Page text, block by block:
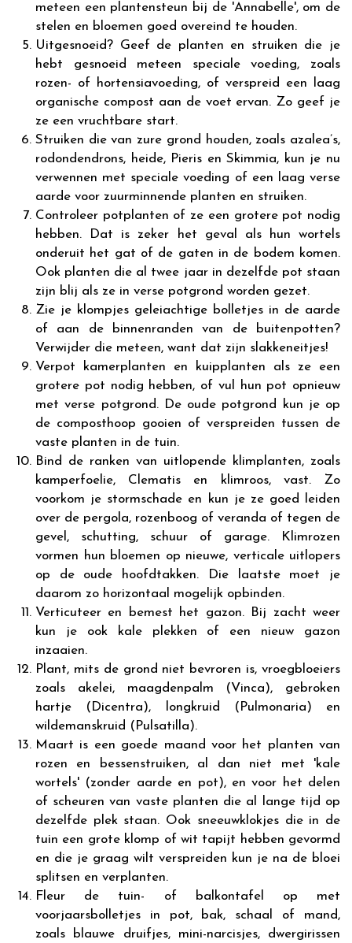
meteen een plantensteun bij de 'Annabelle', om de
stelen en bloemen goed overeind te houden.
Uitgesnoeid? Geef de planten en struiken die je
hebt gesnoeid meteen speciale voeding, zoals
rozen- of hortensiavoeding, of verspreid een laag
organische compost aan de voet ervan. Zo geef je
ze een vruchtbare start.
Struiken die van zure grond houden, zoals azalea’s,
rodondendrons, heide, Pieris en Skimmia, kun je nu
verwennen met speciale voeding of een laag verse
aarde voor zuurminnende planten en struiken.
Controleer potplanten of ze een grotere pot nodig
hebben. Dat is zeker het geval als hun wortels
onderuit het gat of de gaten in de bodem komen.
Ook planten die al twee jaar in dezelfde pot staan
zijn blij als ze in verse potgrond worden gezet.
Zie je klompjes geleiachtige bolletjes in de aarde
of aan de binnenranden van de buitenpotten?
Verwijder die meteen, want dat zijn slakkeneitjes!
Verpot kamerplanten en kuipplanten als ze een
grotere pot nodig hebben, of vul hun pot opnieuw
met verse potgrond. De oude potgrond kun je op
de composthoop gooien of verspreiden tussen de
vaste planten in de tuin.
Bind de ranken van uitlopende klimplanten, zoals
kamperfoelie, Clematis en klimroos, vast. Zo
voorkom je stormschade en kun je ze goed leiden
over de pergola, rozenboog of veranda of tegen de
gevel, schutting, schuur of garage. Klimrozen
vormen hun bloemen op nieuwe, verticale uitlopers
op de oude hoofdtakken. Die laatste moet je
daarom zo horizontaal mogelijk opbinden.
Verticuteer en bemest het gazon. Bij zacht weer
kun je ook kale plekken of een nieuw gazon
inzaaien.
Plant, mits de grond niet bevroren is, vroegbloeiers
zoals akelei, maagdenpalm (Vinca), gebroken
hartje (Dicentra), longkruid (Pulmonaria) en
wildemanskruid (Pulsatilla).
Maart is een goede maand voor het planten van
rozen en bessenstruiken, al dan niet met 'kale
wortels' (zonder aarde en pot), en voor het delen
of scheuren van vaste planten die al lange tijd op
dezelfde plek staan. Ook sneeuwklokjes die in de
tuin een grote klomp of wit tapijt hebben gevormd
en die je graag wilt verspreiden kun je na de bloei
splitsen en verplanten.
Fleur de tuin- of balkontafel op met
voorjaarsbolletjes in pot, bak, schaal of mand,
zoals blauwe druifjes, mini-narcisjes, dwergirissen